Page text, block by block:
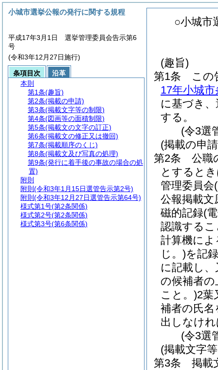
○小城市
(趣旨)
第1条
この
17年小城
に基づき
する。
(令3選
(掲載の申
第2条
公職
とすると
管理委員会
公報掲載文
磁的記録(
認識する
計算機に
じ。)を記
に記載し
の候補者の
こと。)2葉
補者の氏
出しなけ
(令3選
(掲載文字
第3条
掲載
小城市選挙公報の発行に関する規程
平成17年3月1日 選挙管理委員会告示第6
号
(令和3年12月27日施行)
条項目次
沿革
本則
第1条(趣旨)
第2条(掲載の申請)
第3条(掲載文字等の制限)
第4条(図画等の面積制限)
第5条(掲載文の文字の訂正)
第6条(掲載文の修正又は撤回)
第7条(掲載順序のくじ)
第8条(掲載文及び写真の処理)
第9条(発行に着手後の事故の場合の処
置)
附則
附則 (令和3年1月15日選管告示第2号)
附則 (令和3年12月27日選管告示第64号)
様式第1号(第2条関係)
様式第2号(第2条関係)
様式第3号(第6条関係)